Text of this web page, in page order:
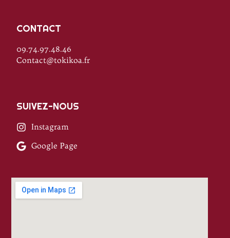
CONTACT
09.74.97.48.46
Contact@tokikoa.fr
SUIVEZ-NOUS
Instagram
Google Page